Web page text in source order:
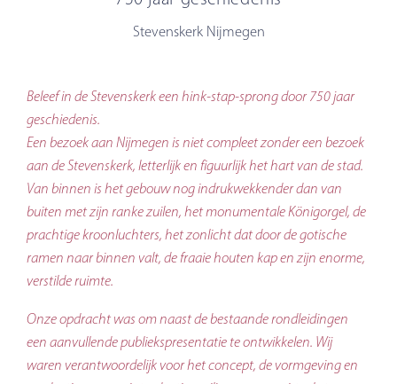
Stevenskerk Nijmegen
Beleef in de Stevenskerk een hink-stap-sprong door 750 jaar
geschiedenis.
Een bezoek aan Nijmegen is niet compleet zonder een bezoek
aan de Stevenskerk, letterlijk en figuurlijk het hart van de stad.
Van binnen is het gebouw nog indrukwekkender dan van
buiten met zijn ranke zuilen, het monumentale Königorgel, de
prachtige kroonluchters, het zonlicht dat door de gotische
ramen naar binnen valt, de fraaie houten kap en zijn enorme,
verstilde ruimte.
Onze opdracht was om naast de bestaande rondleidingen
een aanvullende publiekspresentatie te ontwikkelen. Wij
waren verantwoordelijk voor het concept, de vormgeving en